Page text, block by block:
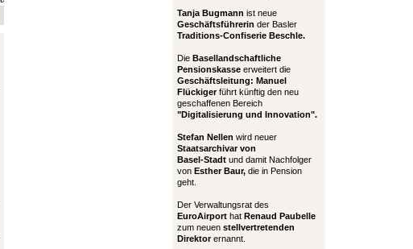
Tanja Bugmann ist neue
Geschäftsführerin der Basler
Traditions-Confiserie Beschle.
Die Basellandschaftliche
Pensionskasse erweitert die
Geschäftsleitung: Manuel
Flückigerführt künftig den neu
geschaffenen Bereich
"Digitalisierung und Innovation".
Stefan Nellen wird neuer
Staatsarchivar von
Basel-Stadt und damit Nachfolger
von Esther Baur, die in Pension
geht.
Der Verwaltungsrat des
EuroAirport hat Renaud Paubelle
zum neuen stellvertretenden
Direktorernannt.